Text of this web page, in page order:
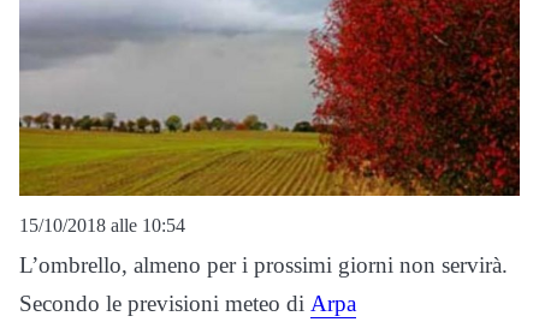
15/10/2018 alle 10:54
L’ombrello, almeno per i prossimi giorni non servirà.
Secondo le previsioni meteo di Arpa